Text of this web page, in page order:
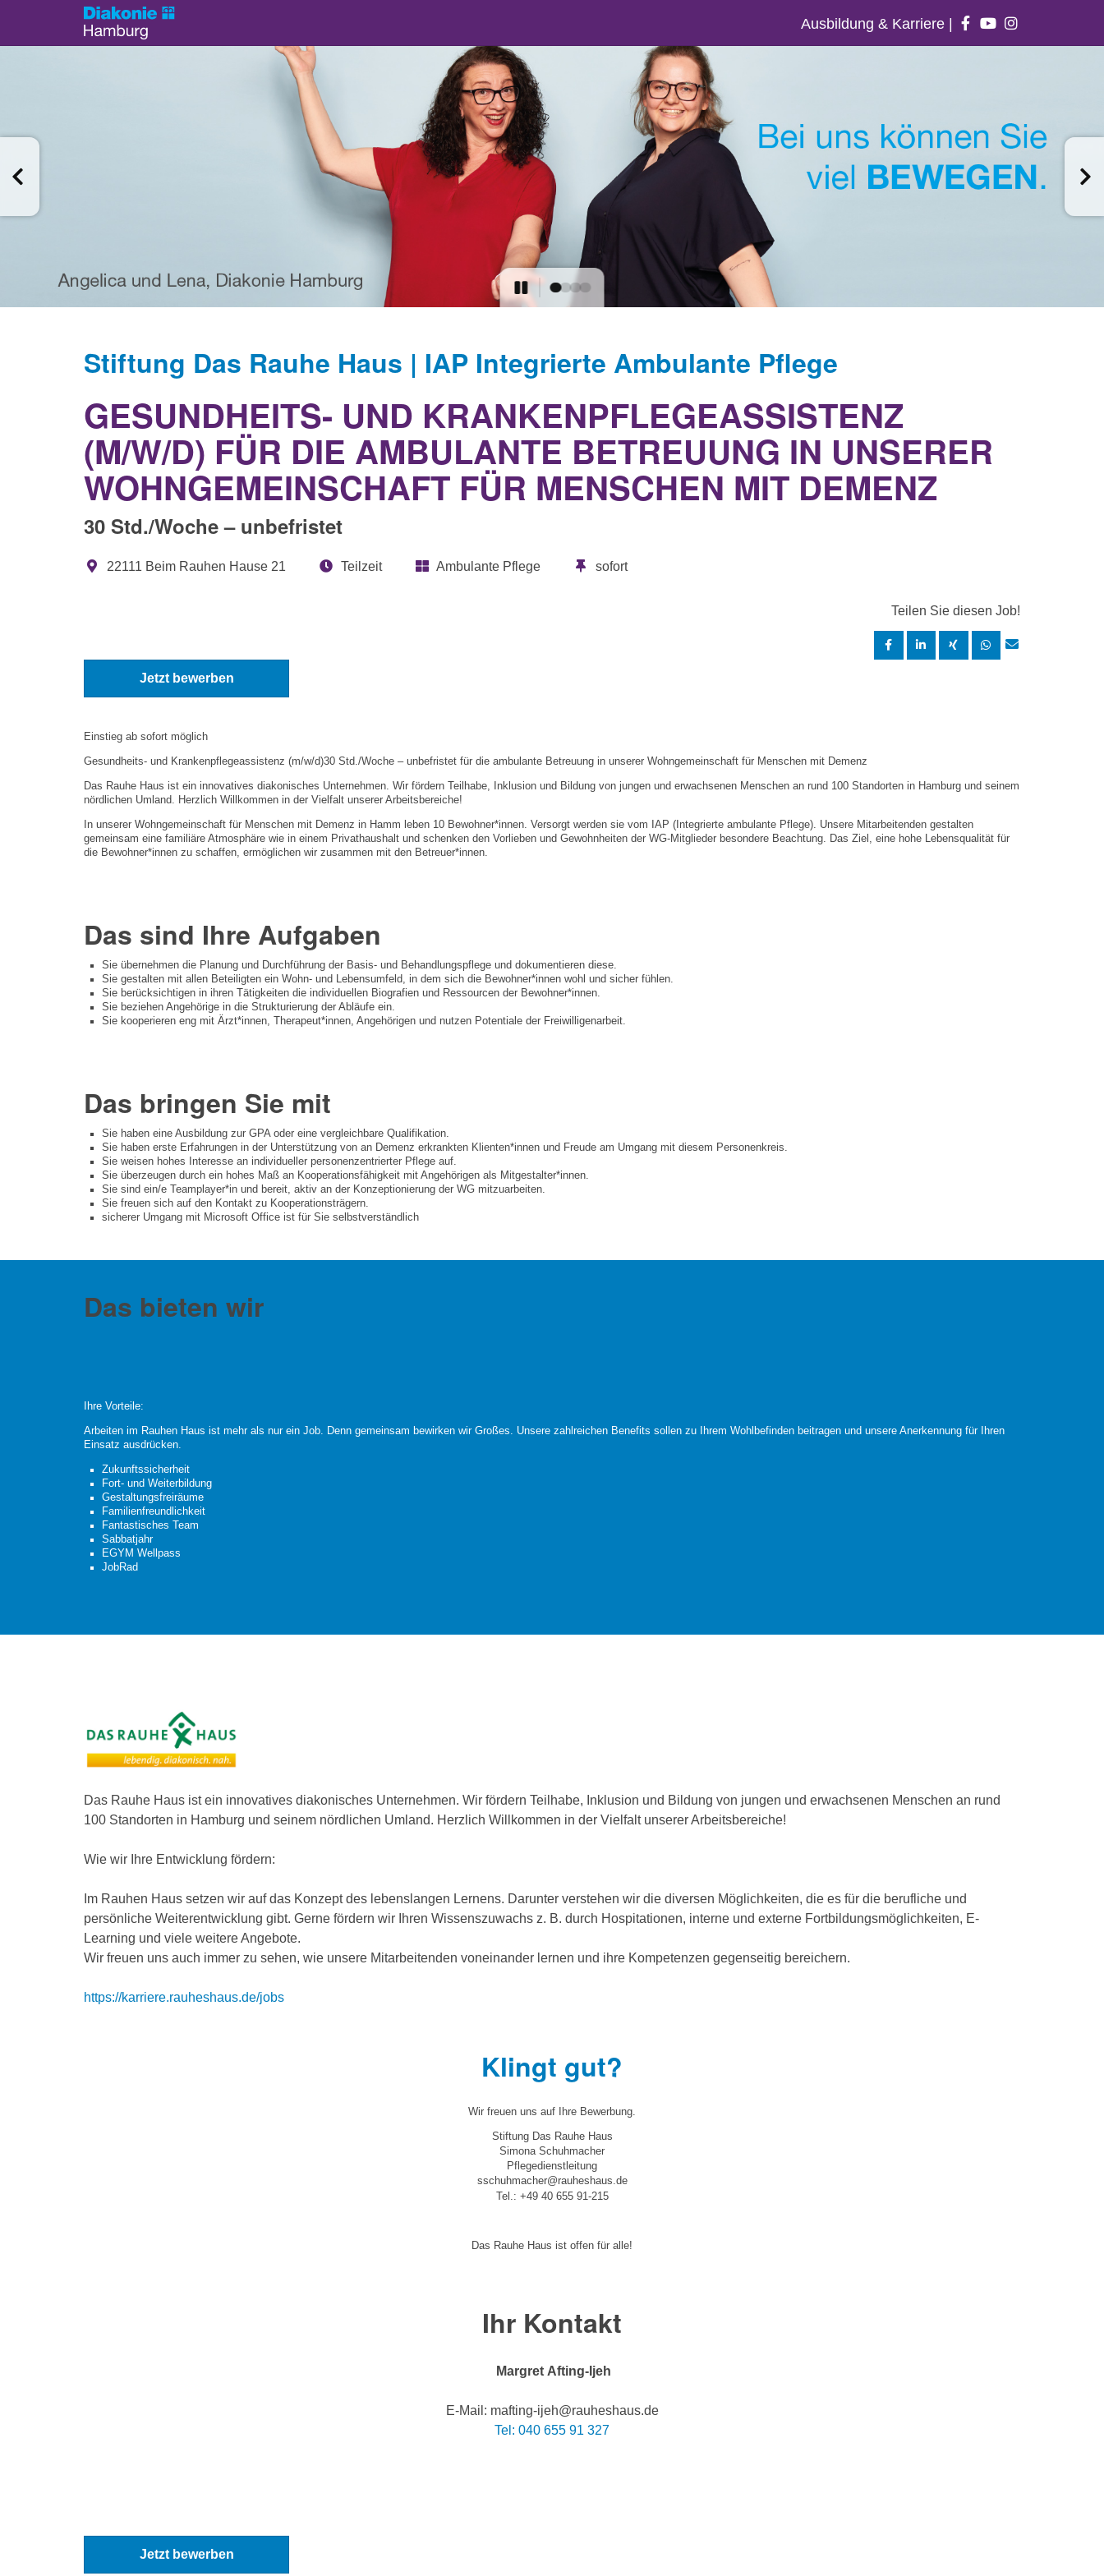
Ausbildung & Karriere |
Stiftung Das Rauhe Haus | IAP Integrierte Ambulante Pflege
GESUNDHEITS- UND KRANKENPFLEGEASSISTENZ
(M/W/D) FÜR DIE AMBULANTE BETREUUNG IN UNSERER
WOHNGEMEINSCHAFT FÜR MENSCHEN MIT DEMENZ
30 Std./Woche – unbefristet
22111 Beim Rauhen Hause 21 Teilzeit Ambulante Pflege sofort
Teilen Sie diesen Job!
Jetzt bewerben
Einstieg ab sofort möglich
Gesundheits- und Krankenpflegeassistenz (m/w/d)30 Std./Woche – unbefristet für die ambulante Betreuung in unserer Wohngemeinschaft für Menschen mit Demenz
Das Rauhe Haus ist ein innovatives diakonisches Unternehmen. Wir fördern Teilhabe, Inklusion und Bildung von jungen und erwachsenen Menschen an rund 100 Standorten in Hamburg und seinem
nördlichen Umland. Herzlich Willkommen in der Vielfalt unserer Arbeitsbereiche!
In unserer Wohngemeinschaft für Menschen mit Demenz in Hamm leben 10 Bewohner*innen. Versorgt werden sie vom IAP (Integrierte ambulante Pflege). Unsere Mitarbeitenden gestalten
gemeinsam eine familiäre Atmosphäre wie in einem Privathaushalt und schenken den Vorlieben und Gewohnheiten der WG-Mitglieder besondere Beachtung. Das Ziel, eine hohe Lebensqualität für
die Bewohner*innen zu schaffen, ermöglichen wir zusammen mit den Betreuer*innen.
Das sind Ihre Aufgaben
Sie übernehmen die Planung und Durchführung der Basis- und Behandlungspflege und dokumentieren diese.
Sie gestalten mit allen Beteiligten ein Wohn- und Lebensumfeld, in dem sich die Bewohner*innen wohl und sicher fühlen.
Sie berücksichtigen in ihren Tätigkeiten die individuellen Biografien und Ressourcen der Bewohner*innen.
Sie beziehen Angehörige in die Strukturierung der Abläufe ein.
Sie kooperieren eng mit Ärzt*innen, Therapeut*innen, Angehörigen und nutzen Potentiale der Freiwilligenarbeit.
Das bringen Sie mit
Sie haben eine Ausbildung zur GPA oder eine vergleichbare Qualifikation.
Sie haben erste Erfahrungen in der Unterstützung von an Demenz erkrankten Klienten*innen und Freude am Umgang mit diesem Personenkreis.
Sie weisen hohes Interesse an individueller personenzentrierter Pflege auf.
Sie überzeugen durch ein hohes Maß an Kooperationsfähigkeit mit Angehörigen als Mitgestalter*innen.
Sie sind ein/e Teamplayer*in und bereit, aktiv an der Konzeptionierung der WG mitzuarbeiten.
Sie freuen sich auf den Kontakt zu Kooperationsträgern.
sicherer Umgang mit Microsoft Office ist für Sie selbstverständlich
Das bieten wir
Ihre Vorteile:
Arbeiten im Rauhen Haus ist mehr als nur ein Job. Denn gemeinsam bewirken wir Großes. Unsere zahlreichen Benefits sollen zu Ihrem Wohlbefinden beitragen und unsere Anerkennung für Ihren
Einsatz ausdrücken.
Zukunftssicherheit
Fort- und Weiterbildung
Gestaltungsfreiräume
Familienfreundlichkeit
Fantastisches Team
Sabbatjahr
EGYM Wellpass
JobRad
Das Rauhe Haus ist ein innovatives diakonisches Unternehmen. Wir fördern Teilhabe, Inklusion und Bildung von jungen und erwachsenen Menschen an rund
100 Standorten in Hamburg und seinem nördlichen Umland. Herzlich Willkommen in der Vielfalt unserer Arbeitsbereiche!
Wie wir Ihre Entwicklung fördern:
Im Rauhen Haus setzen wir auf das Konzept des lebenslangen Lernens. Darunter verstehen wir die diversen Möglichkeiten, die es für die berufliche und
persönliche Weiterentwicklung gibt. Gerne fördern wir Ihren Wissenszuwachs z. B. durch Hospitationen, interne und externe Fortbildungsmöglichkeiten, E-
Learning und viele weitere Angebote.
Wir freuen uns auch immer zu sehen, wie unsere Mitarbeitenden voneinander lernen und ihre Kompetenzen gegenseitig bereichern.
https://karriere.rauheshaus.de/jobs
Klingt gut?
Wir freuen uns auf Ihre Bewerbung.
Stiftung Das Rauhe Haus
Simona Schuhmacher
Pflegedienstleitung
sschuhmacher@rauheshaus.de
Tel.: +49 40 655 91-215
Das Rauhe Haus ist offen für alle!
Ihr Kontakt
Margret Afting-Ijeh
E-Mail: mafting-ijeh@rauheshaus.de
Tel: 040 655 91 327
Jetzt bewerben